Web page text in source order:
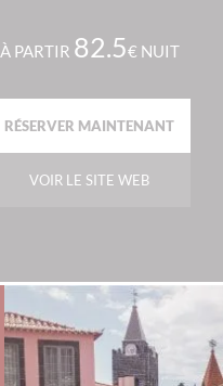
À PARTIR 82.5€ NUIT
RÉSERVER MAINTENANT
VOIR LE SITE WEB